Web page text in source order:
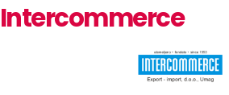
Intercommerce